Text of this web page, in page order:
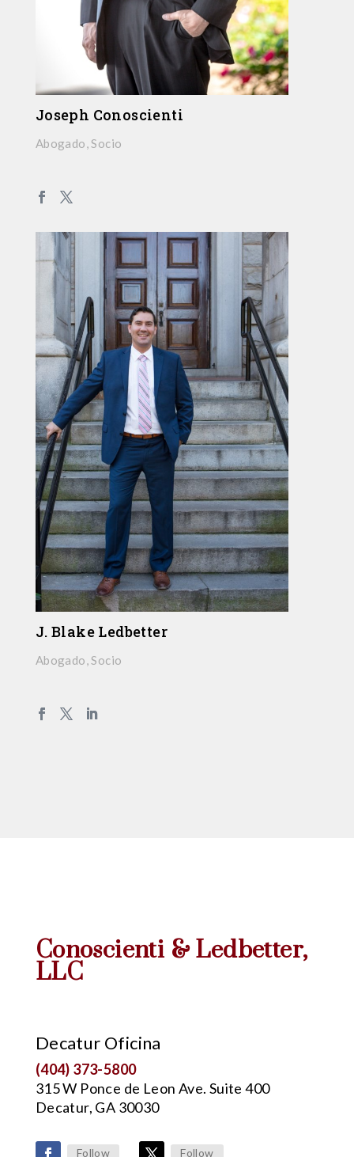
Joseph Conoscienti
Abogado, Socio
J. Blake Ledbetter
Abogado, Socio
Conoscienti & Ledbetter,
LLC
Decatur Oficina
(404) 373-5800
315 W Ponce de Leon Ave. Suite 400
Decatur, GA 30030
Follow Follow